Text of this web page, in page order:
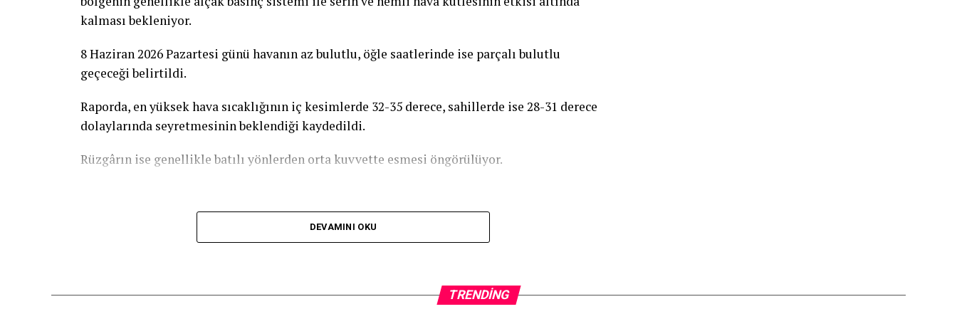
kalması bekleniyor.
8 Haziran 2026 Pazartesi günü havanın az bulutlu, öğle saatlerinde ise parçalı bulutlu
geçeceği belirtildi.
Raporda, en yüksek hava sıcaklığının iç kesimlerde 32-35 derece, sahillerde ise 28-31 derece
dolaylarında seyretmesinin beklendiği kaydedildi.
Rüzgârın ise genellikle batılı yönlerden orta kuvvette esmesi öngörülüyor.
DEVAMINI OKU
TRENDING